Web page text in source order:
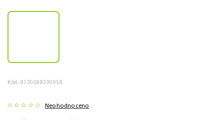
Kód: 8720088290958
Neohodnoceno